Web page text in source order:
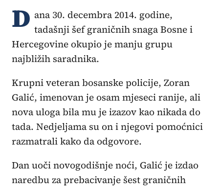
D ana 30. decembra 2014. godine,
tadašnji šef graničnih snaga Bosne i
Hercegovine okupio je manju grupu
najbližih saradnika.
Krupni veteran bosanske policije, Zoran
Galić, imenovan je osam mjeseci ranije, ali
nova uloga bila mu je izazov kao nikada do
tada. Nedjeljama su on i njegovi pomoćnici
razmatrali kako da odgovore.
Dan uoči novogodišnje noći, Galić je izdao
naredbu za prebacivanje šest graničnih